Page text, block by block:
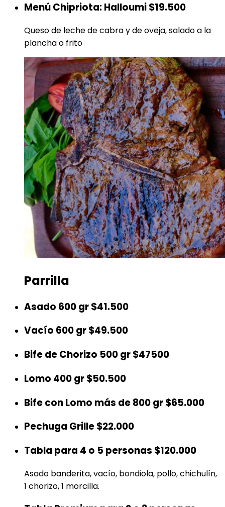
Menú Chipriota: Halloumi$19.500
Queso de leche de cabra y de oveja, salado a la
plancha o frito
Parrilla
Asado 600 gr$41.500
Vacío 600 gr$49.500
Bife de Chorizo 500 gr$47500
Lomo 400 gr$50.500
Bife con Lomo más de 800 gr$65.000
Pechuga Grille$22.000
Tabla para 4 o 5 personas $120.000
Asado banderita, vacío, bondiola, pollo, chichulín,
1 chorizo, 1 morcilla.